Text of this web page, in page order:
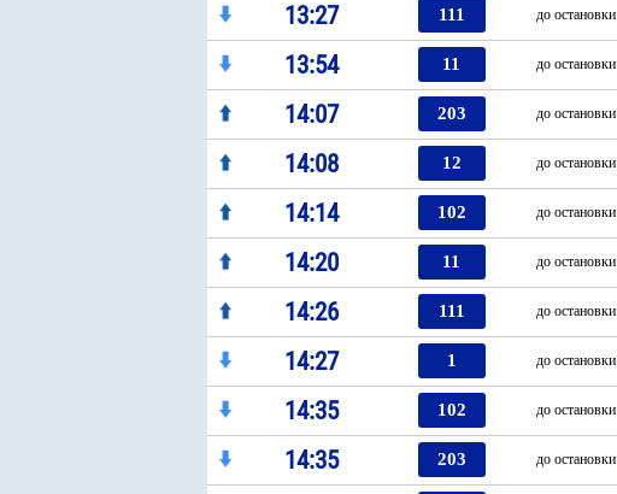
13:27 111 до остановки
13:54 11 до остановки
14:07 203 до остановки
14:08 12 до остановки
14:14 102 до остановки
14:20 11 до остановки
14:26 111 до остановки
14:27 1 до остановки
14:35 102 до остановки
14:35 203 до остановки